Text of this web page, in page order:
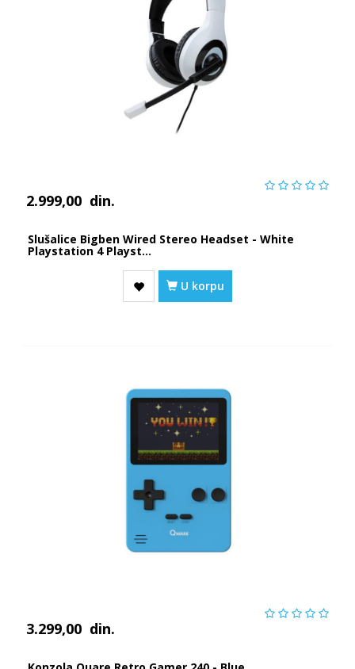
2.999,00 din.
Slušalice Bigben Wired Stereo Headset - White
Playstation 4 Playst...
U korpu
3.299,00 din.